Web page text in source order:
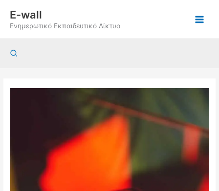
περιεχόμενο
E-wall
Ενημερωτικό Εκπαιδευτικό Δίκτυο
Αναζήτηση